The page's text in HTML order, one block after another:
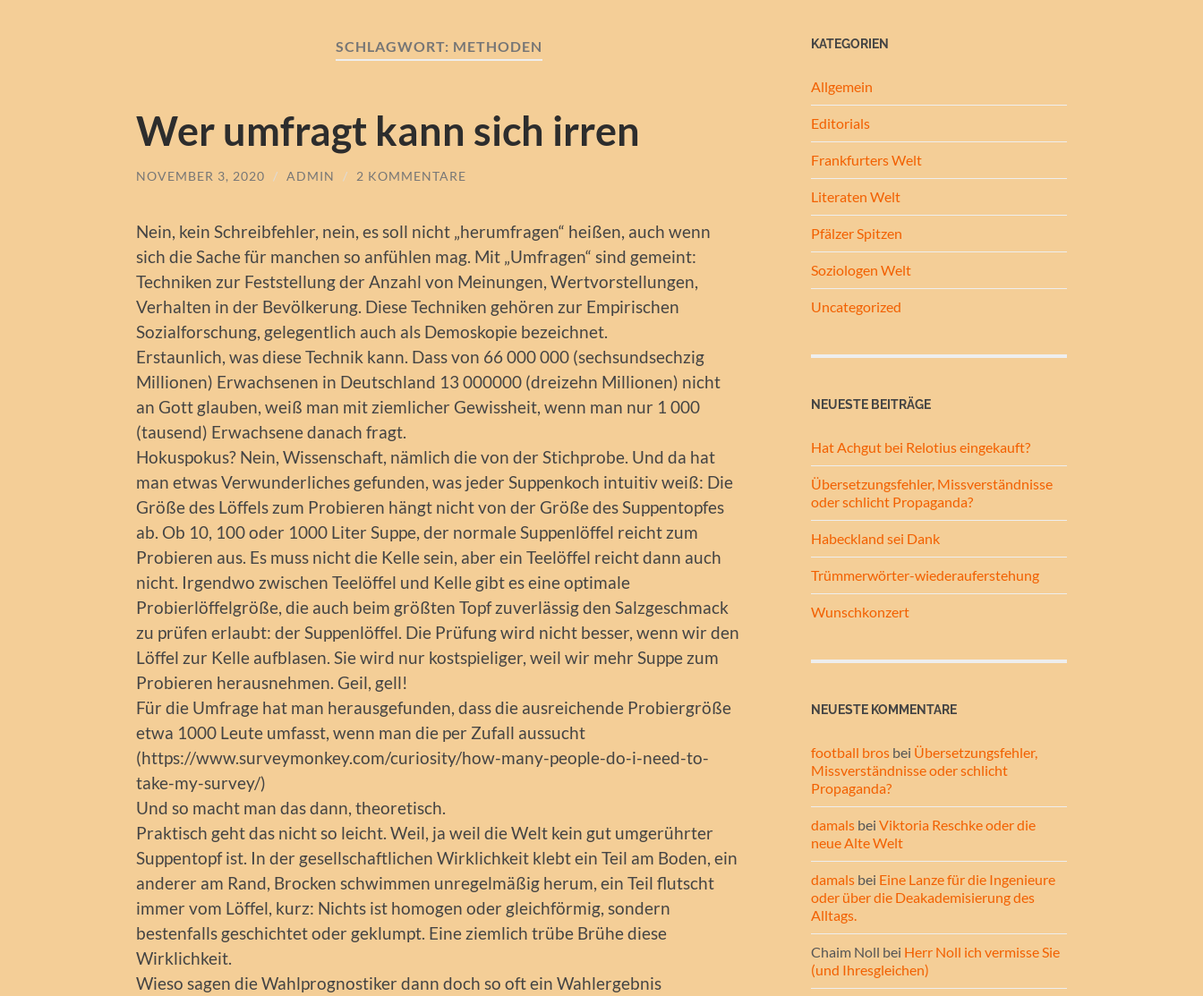
SCHLAGWORT: METHODEN
Wer umfragt kann sich irren
NOVEMBER 3, 2020 / ADMIN / 2 KOMMENTARE
Nein, kein Schreibfehler, nein, es soll nicht „herumfragen“ heißen, auch wenn
sich die Sache für manchen so anfühlen mag. Mit „Umfragen“ sind gemeint:
Techniken zur Feststellung der Anzahl von Meinungen, Wertvorstellungen,
Verhalten in der Bevölkerung. Diese Techniken gehören zur Empirischen
Sozialforschung, gelegentlich auch als Demoskopie bezeichnet.
Erstaunlich, was diese Technik kann. Dass von 66 000 000 (sechsundsechzig
Millionen) Erwachsenen in Deutschland 13 000000 (dreizehn Millionen) nicht
an Gott glauben, weiß man mit ziemlicher Gewissheit, wenn man nur 1 000
(tausend) Erwachsene danach fragt.
Hokuspokus? Nein, Wissenschaft, nämlich die von der Stichprobe. Und da hat
man etwas Verwunderliches gefunden, was jeder Suppenkoch intuitiv weiß: Die
Größe des Löffels zum Probieren hängt nicht von der Größe des Suppentopfes
ab. Ob 10, 100 oder 1000 Liter Suppe, der normale Suppenlöffel reicht zum
Probieren aus. Es muss nicht die Kelle sein, aber ein Teelöffel reicht dann auch
nicht. Irgendwo zwischen Teelöffel und Kelle gibt es eine optimale
Probierlöffelgröße, die auch beim größten Topf zuverlässig den Salzgeschmack
zu prüfen erlaubt: der Suppenlöffel. Die Prüfung wird nicht besser, wenn wir den
Löffel zur Kelle aufblasen. Sie wird nur kostspieliger, weil wir mehr Suppe zum
Probieren herausnehmen. Geil, gell!
Für die Umfrage hat man herausgefunden, dass die ausreichende Probiergröße
etwa 1000 Leute umfasst, wenn man die per Zufall aussucht
(https://www.surveymonkey.com/curiosity/how-many-people-do-i-need-to-
take-my-survey/)
Und so macht man das dann, theoretisch.
Praktisch geht das nicht so leicht. Weil, ja weil die Welt kein gut umgerührter
Suppentopf ist. In der gesellschaftlichen Wirklichkeit klebt ein Teil am Boden, ein
anderer am Rand, Brocken schwimmen unregelmäßig herum, ein Teil flutscht
immer vom Löffel, kurz: Nichts ist homogen oder gleichförmig, sondern
bestenfalls geschichtet oder geklumpt. Eine ziemlich trübe Brühe diese
Wirklichkeit.
Wieso sagen die Wahlprognostiker dann doch so oft ein Wahlergebnis
KATEGORIEN
Allgemein
Editorials
Frankfurters Welt
Literaten Welt
Pfälzer Spitzen
Soziologen Welt
Uncategorized
NEUESTE BEITRÄGE
Hat Achgut bei Relotius eingekauft?
Übersetzungsfehler, Missverständnisse
oder schlicht Propaganda?
Habeckland sei Dank
Trümmerwörter-wiederauferstehung
Wunschkonzert
NEUESTE KOMMENTARE
football bros bei Übersetzungsfehler,
Missverständnisse oder schlicht
Propaganda?
damals bei Viktoria Reschke oder die
neue Alte Welt
damals bei Eine Lanze für die Ingenieure
oder über die Deakademisierung des
Alltags.
Chaim Noll bei Herr Noll ich vermisse Sie
(und Ihresgleichen)